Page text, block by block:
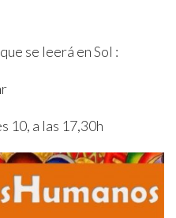
se leerá en Sol :
10, a las 17,30h